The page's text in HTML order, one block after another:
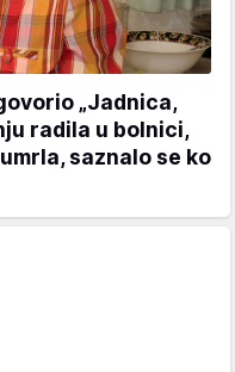
„Jadnica,
radila u bolnici,
saznalo se ko